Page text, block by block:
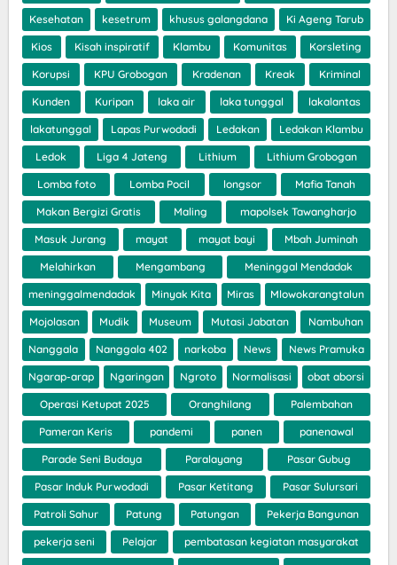
Kesehatan kesetrum khusus galangdana Ki Ageng Tarub
Kios Kisah inspiratif Klambu Komunitas Korsleting
Korupsi KPU Grobogan Kradenan Kreak Kriminal
Kunden Kuripan laka air laka tunggal lakalantas
lakatunggal Lapas Purwodadi Ledakan Ledakan Klambu
Ledok Liga 4 Jateng Lithium Lithium Grobogan
Lomba foto Lomba Pocil longsor Mafia Tanah
Makan Bergizi Gratis Maling mapolsek Tawangharjo
Masuk Jurang mayat mayat bayi Mbah Juminah
Melahirkan Mengambang Meninggal Mendadak
meninggalmendadak Minyak Kita Miras Mlowokarangtalun
Mojolasan Mudik Museum Mutasi Jabatan Nambuhan
Nanggala Nanggala 402 narkoba News News Pramuka
Ngarap-arap Ngaringan Ngroto Normalisasi obat aborsi
Operasi Ketupat 2025 Oranghilang Palembahan
Pameran Keris pandemi panen panenawal
Parade Seni Budaya Paralayang Pasar Gubug
Pasar Induk Purwodadi Pasar Ketitang Pasar Sulursari
Patroli Sahur Patung Patungan Pekerja Bangunan
pekerja seni Pelajar pembatasan kegiatan masyarakat